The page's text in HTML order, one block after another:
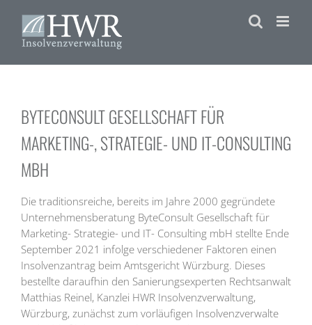
springen
BYTECONSULT GESELLSCHAFT FÜR
MARKETING-, STRATEGIE- UND IT-CONSULTING
MBH
Die traditionsreiche, bereits im Jahre 2000 gegründete
Unternehmensberatung ByteConsult Gesellschaft für
Marketing- Strategie- und IT- Consulting mbH stellte Ende
September 2021 infolge verschiedener Faktoren einen
Insolvenzantrag beim Amtsgericht Würzburg. Dieses
bestellte daraufhin den Sanierungsexperten Rechtsanwalt
Matthias Reinel, Kanzlei HWR Insolvenzverwaltung,
Würzburg, zunächst zum vorläufigen Insolvenzverwalte